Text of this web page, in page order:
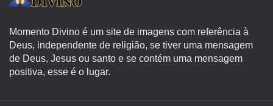
Momento Divino é um site de imagens com referência à
Deus, independente de religião, se tiver uma mensagem
de Deus, Jesus ou santo e se contém uma mensagem
positiva, esse é o lugar.